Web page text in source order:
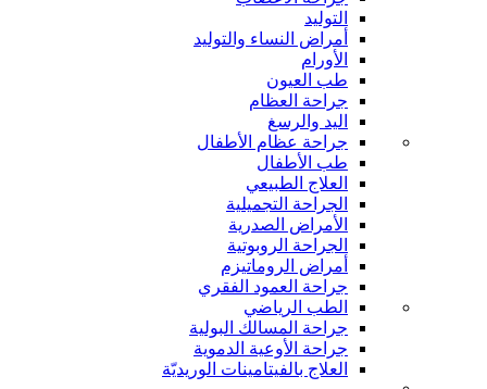
التوليد
أمراض النساء والتوليد
الأورام
طب العيون
جراحة العظام
اليد والرسغ
جراحة عظام الأطفال
طب الأطفال
العلاج الطبيعي
الجراحة التجميلية
الأمراض الصدرية
الجراحة الروبوتية
أمراض الروماتيزم
جراحة العمود الفقري
الطب الرياضي
جراحة المسالك البولية
جراحة الأوعية الدموية
العلاج بالفيتامينات الوريديّة